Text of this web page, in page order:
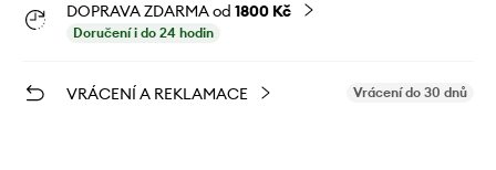
DOPRAVA ZDARMA od 1800 Kč
Doručení i do 24 hodin
VRÁCENÍ A REKLAMACE Vrácení do 30 dnů